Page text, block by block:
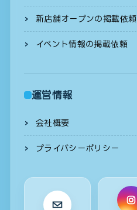
新店舗オープンの掲載依頼
イベント情報の掲載依頼
運営情報
会社概要
プライバシーポリシー